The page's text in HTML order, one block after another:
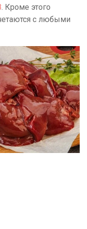
. Кроме этого
с любыми